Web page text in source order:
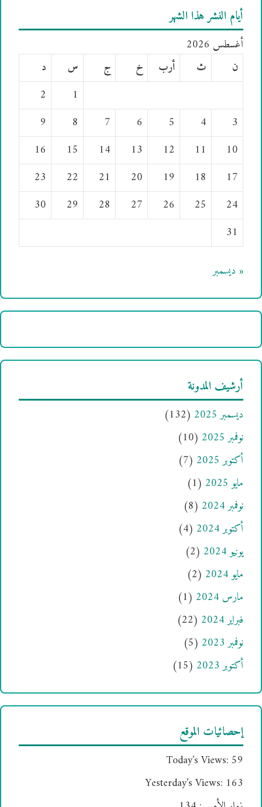
أيام النشر هذا الشهر
أغسطس 2026
ن
ث أرب خ ج س
د
1
2
3
4
5
6
7
8
9
10
11
12
13
14
15
16
17
18
19
20
21
22
23
24
25
26
27
28
29
30
31
« ديسمبر
أرشيف المدونة
ديسمبر 2025
(132)
نوفمبر 2025
(10)
أكتوبر 2025
(7)
مايو 2025
(1)
نوفمبر 2024
(8)
أكتوبر 2024
(4)
يونيو 2024
(2)
مايو 2024
(2)
مارس 2024
(1)
فبراير 2024
(22)
نوفمبر 2023
(5)
أكتوبر 2023
(15)
إحصائيات الموقع
Today's Views: 59
Yesterday's Views: 163